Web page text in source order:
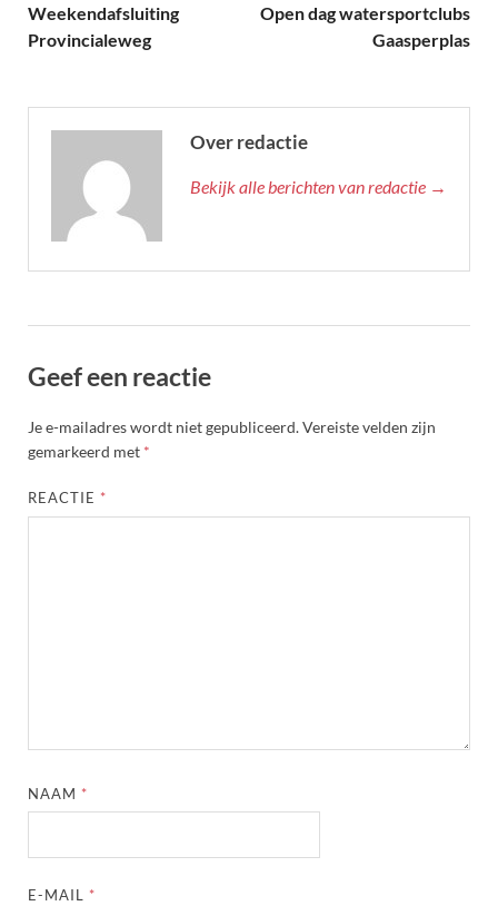
Weekendafsluiting
Provincialeweg
Open dag watersportclubs
Gaasperplas
Over redactie
Bekijk alle berichten van redactie →
Geef een reactie
Je e-mailadres wordt niet gepubliceerd.Vereiste velden zijn
gemarkeerd met *
REACTIE *
NAAM *
E-MAIL *